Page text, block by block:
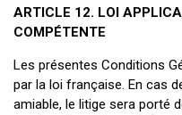
ARTICLE 12. LOI
COMPÉTENTE
Les présentes Conditions
par la loi française. En cas
amiable, le litige sera porté